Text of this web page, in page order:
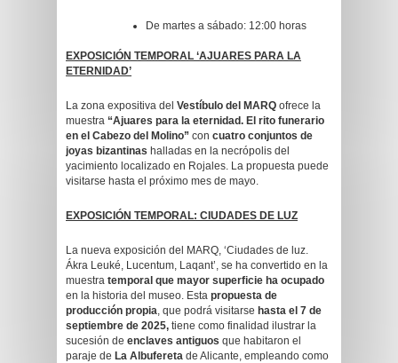
De martes a sábado: 12:00 horas
EXPOSICIÓN TEMPORAL ‘AJUARES PARA LA
ETERNIDAD’
La zona expositiva del Vestíbulo del MARQ ofrece la
muestra “Ajuares para la eternidad. El rito funerario
en el Cabezo del Molino” con cuatro conjuntos de
joyas bizantinas halladas en la necrópolis del
yacimiento localizado en Rojales. La propuesta puede
visitarse hasta el próximo mes de mayo.
EXPOSICIÓN TEMPORAL: CIUDADES DE LUZ
La nueva exposición del MARQ, ‘Ciudades de luz.
Ákra Leuké, Lucentum, Laqant’, se ha convertido en la
muestra temporal que mayor superficie ha ocupado
en la historia del museo. Esta propuesta de
producción propia, que podrá visitarse hasta el 7 de
septiembre de 2025, tiene como finalidad ilustrar la
sucesión de enclaves antiguos que habitaron el
paraje de La Albufereta de Alicante, empleando como